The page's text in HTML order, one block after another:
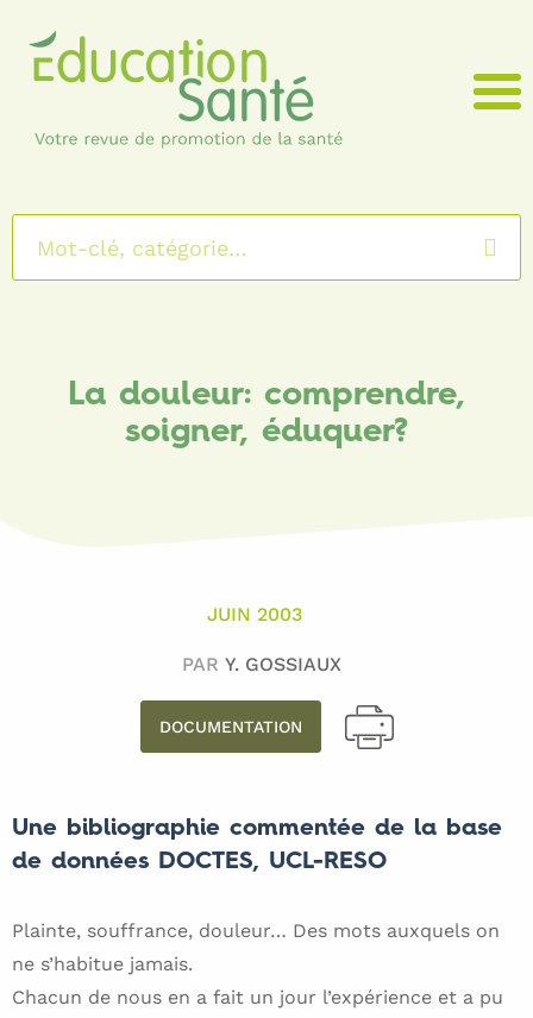
Menu
La douleur: comprendre,
soigner, éduquer?
JUIN 2003
PAR Y. GOSSIAUX
DOCUMENTATION
Une bibliographie commentée de la base
de données DOCTES, UCL-RESO
Plainte, souffrance, douleur… Des mots auxquels on
ne s’habitue jamais.
Chacun de nous en a fait un jour l’expérience et a pu